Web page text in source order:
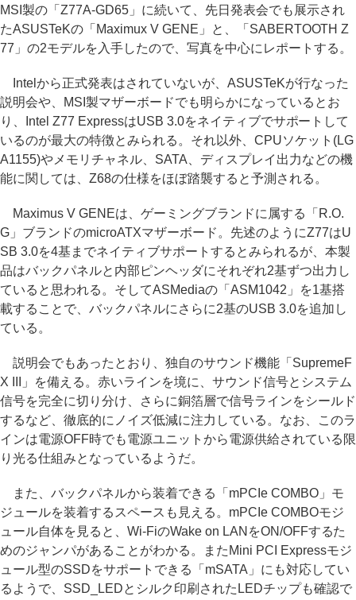
MSI製の「Z77A-GD65」に続いて、先日発表会でも展示され
たASUSTeKの「Maximux V GENE」と、「SABERTOOTH Z
77」の2モデルを入手したので、写真を中心にレポートする。
Intelから正式発表はされていないが、ASUSTeKが行なった
説明会や、MSI製マザーボードでも明らかになっているとお
り、Intel Z77 ExpressはUSB 3.0をネイティブでサポートして
いるのが最大の特徴とみられる。それ以外、CPUソケット(LG
A1155)やメモリチャネル、SATA、ディスプレイ出力などの機
能に関しては、Z68の仕様をほぼ踏襲すると予測される。
Maximus V GENEは、ゲーミングブランドに属する「R.O.
G」ブランドのmicroATXマザーボード。先述のようにZ77はU
SB 3.0を4基までネイティブサポートするとみられるが、本製
品はバックパネルと内部ピンヘッダにそれぞれ2基ずつ出力し
ていると思われる。そしてASMediaの「ASM1042」を1基搭
載することで、バックパネルにさらに2基のUSB 3.0を追加し
ている。
説明会でもあったとおり、独自のサウンド機能「SupremeF
X III」を備える。赤いラインを境に、サウンド信号とシステム
信号を完全に切り分け、さらに銅箔層で信号ラインをシールド
するなど、徹底的にノイズ低減に注力している。なお、このラ
インは電源OFF時でも電源ユニットから電源供給されている限
り光る仕組みとなっているようだ。
また、バックパネルから装着できる「mPCIe COMBO」モ
ジュールを装着するスペースも見える。mPCIe COMBOモジ
ュール自体を見ると、Wi-FiのWake on LANをON/OFFするた
めのジャンパがあることがわかる。またMini PCI Expressモジ
ュール型のSSDをサポートできる「mSATA」にも対応してい
るようで、SSD_LEDとシルク印刷されたLEDチップも確認で